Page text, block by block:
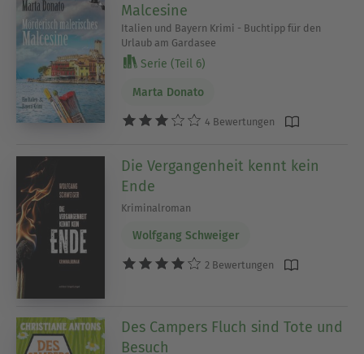
Malcesine
Italien und Bayern Krimi - Buchtipp für den
Urlaub am Gardasee
Serie (Teil 6)
Marta Donato
4 Bewertungen
Die Vergangenheit kennt kein
Ende
Kriminalroman
Wolfgang Schweiger
2 Bewertungen
Des Campers Fluch sind Tote und
Besuch